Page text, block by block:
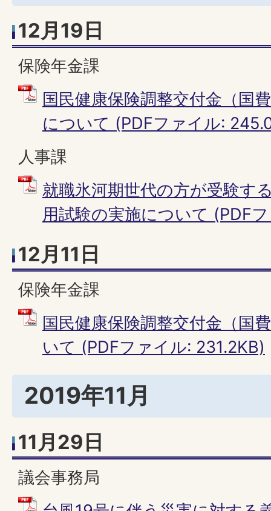
12月19日
保険年金課
国民健康保険調整交付金（国
について (PDFファイル:
人事課
就職氷河期世代の方が受験す
用試験の実施について (PDF
12月11日
保険年金課
国民健康保険調整交付金（国
いて (PDFファイル: 231.2KB)
2019年11月
11月29日
議会事務局